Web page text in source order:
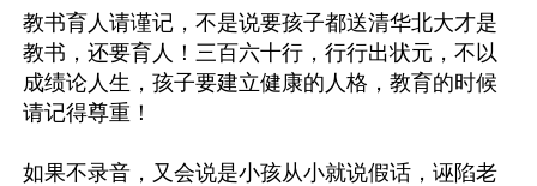
教书育人请谨记，不是说要孩子都送清华北大才是
教书，还要育人！三百六十行，行行出状元，不以
成绩论人生，孩子要建立健康的人格，教育的时候
请记得尊重！
如果不录音，又会说是小孩从小就说假话，诬陷老